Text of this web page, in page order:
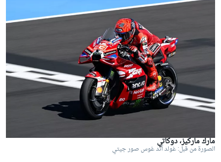
مارك ماركيز، دوكاتي
الصورة من قبل: غولد آند غوس صور جيتي